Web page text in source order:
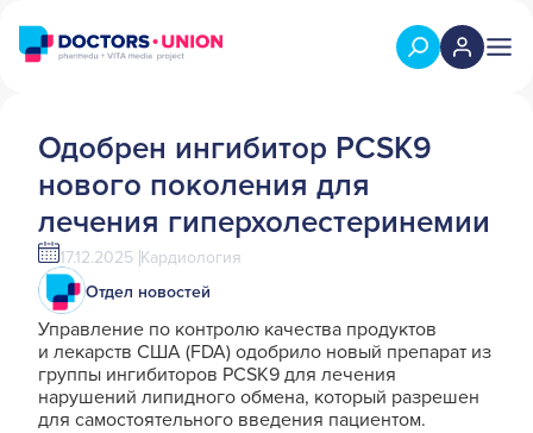
Одобрен ингибитор PCSK9
нового поколения для
лечения гиперхолестеринемии
17.12.2025 Кардиология
Отдел новостей
Управление по контролю качества продуктов
и лекарств США (FDA) одобрило новый препарат из
группы ингибиторов PCSK9 для лечения
нарушений липидного обмена, который разрешен
для самостоятельного введения пациентом.